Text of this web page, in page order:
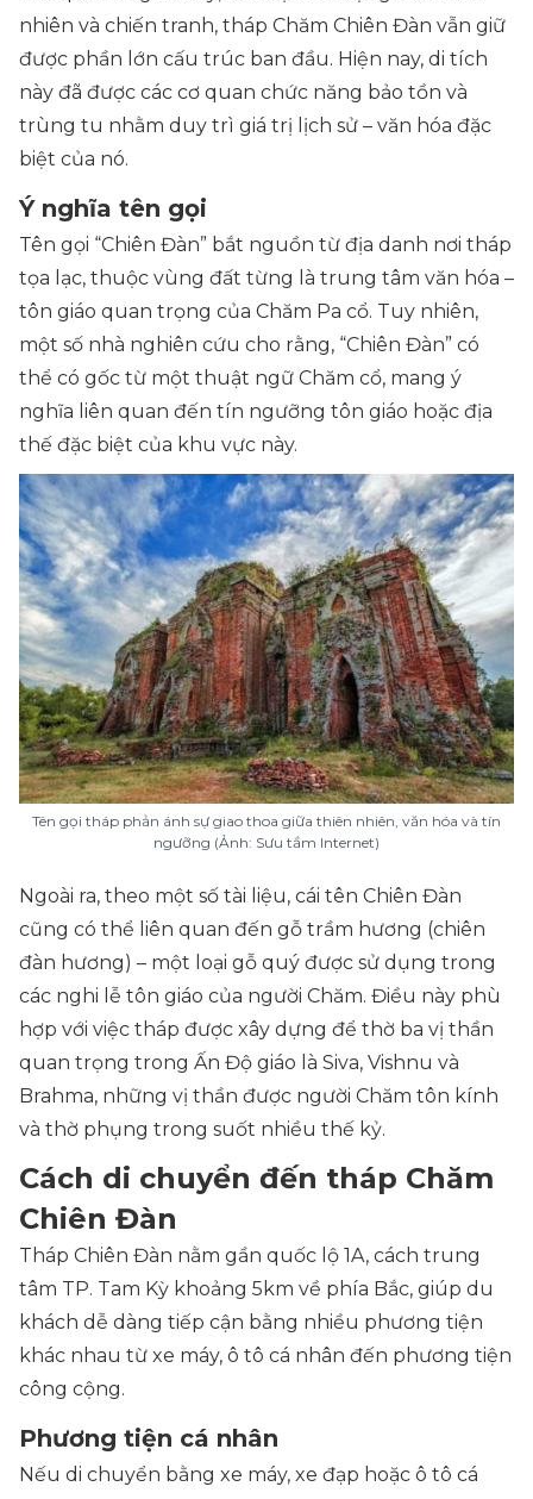
nhiên và chiến tranh, tháp Chăm Chiên Đàn vẫn giữ
được phần lớn cấu trúc ban đầu. Hiện nay, di tích
này đã được các cơ quan chức năng bảo tồn và
trùng tu nhằm duy trì giá trị lịch sử – văn hóa đặc
biệt của nó.
Ý nghĩa tên gọi
Tên gọi “Chiên Đàn” bắt nguồn từ địa danh nơi tháp
tọa lạc, thuộc vùng đất từng là trung tâm văn hóa –
tôn giáo quan trọng của Chăm Pa cổ. Tuy nhiên,
một số nhà nghiên cứu cho rằng, “Chiên Đàn” có
thể có gốc từ một thuật ngữ Chăm cổ, mang ý
nghĩa liên quan đến tín ngưỡng tôn giáo hoặc địa
thế đặc biệt của khu vực này.
Tên gọi tháp phản ánh sự giao thoa giữa thiên nhiên, văn hóa và tín
ngưỡng (Ảnh: Sưu tầm Internet)
Ngoài ra, theo một số tài liệu, cái tên Chiên Đàn
cũng có thể liên quan đến gỗ trầm hương (chiên
đàn hương) – một loại gỗ quý được sử dụng trong
các nghi lễ tôn giáo của người Chăm. Điều này phù
hợp với việc tháp được xây dựng để thờ ba vị thần
quan trọng trong Ấn Độ giáo là Siva, Vishnu và
Brahma, những vị thần được người Chăm tôn kính
và thờ phụng trong suốt nhiều thế kỷ.
Cách di chuyển đến tháp Chăm
Chiên Đàn
Tháp Chiên Đàn nằm gần quốc lộ 1A, cách trung
tâm TP. Tam Kỳ khoảng 5km về phía Bắc, giúp du
khách dễ dàng tiếp cận bằng nhiều phương tiện
khác nhau từ xe máy, ô tô cá nhân đến phương tiện
công cộng.
Phương tiện cá nhân
Nếu di chuyển bằng xe máy, xe đạp hoặc ô tô cá